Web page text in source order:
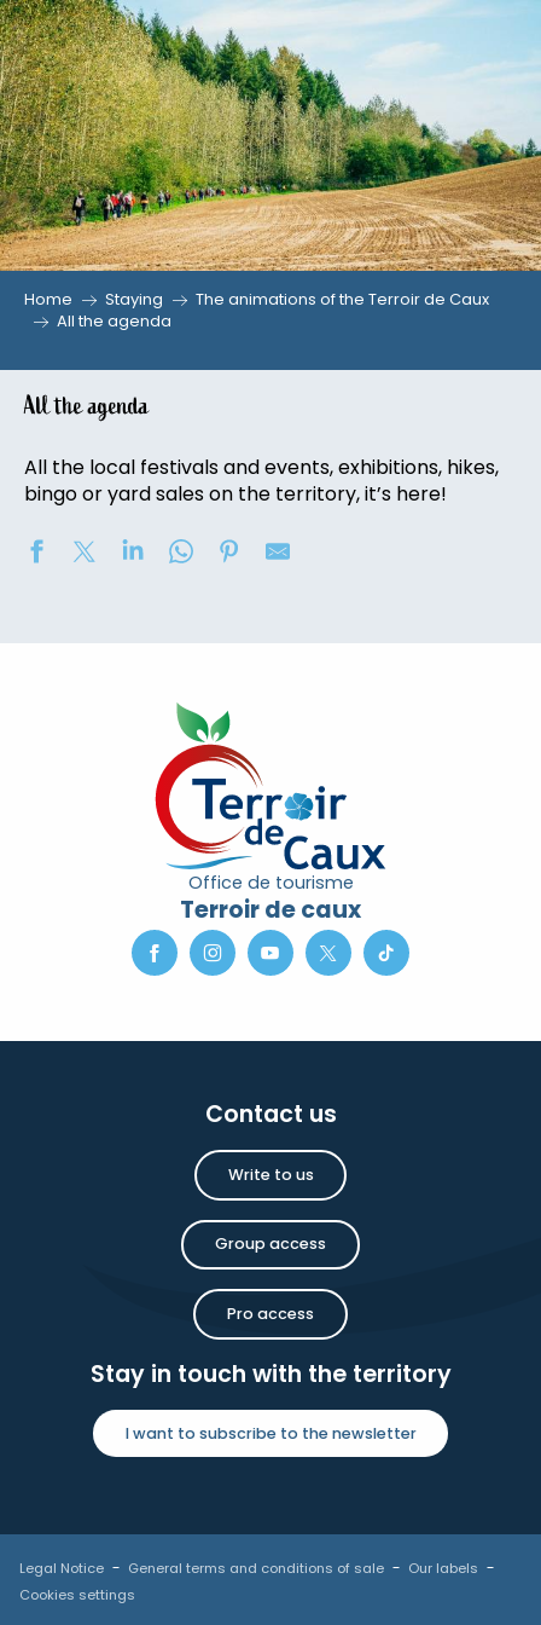
Aller
au
contenu
principal
Home Staying
The animations of the Terroir de Caux
All the agenda
All the agenda
All the local festivals and events, exhibitions, hikes,
bingo or yard sales on the territory, it’s here!
2eme nuit des étoiles
Marché nocturne
Exposition de peinture : Elisabeth Haloo Joye et
Exposition de peinture - Karine Duriez
Exposition : Bénédicte, Cédric & René Vardon
[Exposition] Peinture comme photo, photo comme
Stage de natation 2026
Exposition : au jardin potager
Marche douce et botanique
Concerts à l'Envers du Croco
Office de tourisme
Terroir de caux
Contact us
Write to us
Group access
Pro access
Stay in touch with the territory
I want to subscribe to the newsletter
Legal Notice General terms and conditions of sale
Our labels
Cookies settings